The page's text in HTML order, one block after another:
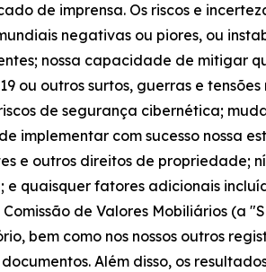
de imprensa. Os riscos e
negativas ou piores, ou
nossa capacidade de mitigar
outros surtos, guerras e
de segurança cibernética;
implementar com sucesso nossa
e outros direitos de propriedade;
quaisquer fatores adicionais
de Valores Mobiliários (a
bem como nos nossos outros
Além disso, os